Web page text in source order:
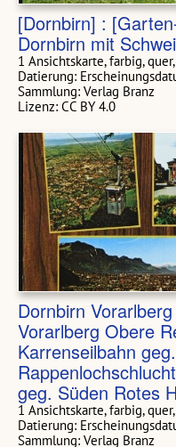
[Dornbirn] :
Dornbirn mit
1 Ansichtskarte, farbig,
Datierung:
Sammlung: Verlag Branz
Lizenz: CC BY 4.0
Dornbirn
Vorarlberg Obere
Karrenseilbahn
geg. Süden Rotes
1 Ansichtskarte, farbig,
Datierung:
Sammlung: Verlag Branz